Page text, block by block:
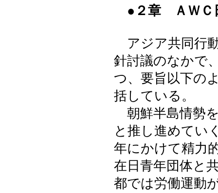
●２章 ＡＷＣ
アジア共同行
針討議のなかで
つ、要旨以下の
括している。
朝鮮半島情勢
と推し進めてい
年にかけて精力
在日青年団体と
都では労働運動